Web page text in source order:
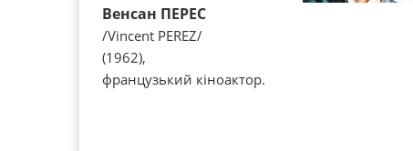
Венсан ПЕРЕС
/Vіncent PEREZ/
(1962),
французький кіноактор.